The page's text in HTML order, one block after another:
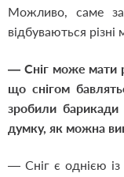
Можливо, саме
відбуваються різні
— Сніг може мати
що снігом
зробили
думку, як можна
— Сніг є однією із